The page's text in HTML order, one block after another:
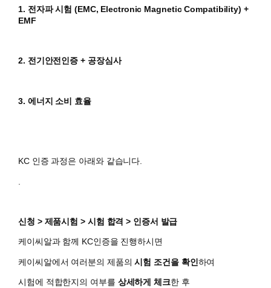
1. 전자파 시험 (EMC, Electronic Magnetic Compatibility) +
EMF
2. 전기안전인증 + 공장심사
3. 에너지 소비 효율
KC 인증 과정은 아래와 같습니다.
신청 > 제품시험 > 시험 합격 > 인증서 발급
케이씨알과 함께 KC인증을 진행하시면
​케이씨알에서 여러분의 제품의시험 조건을 확인하여
시험에 적합한지의 여부를 상세하게 체크한 후